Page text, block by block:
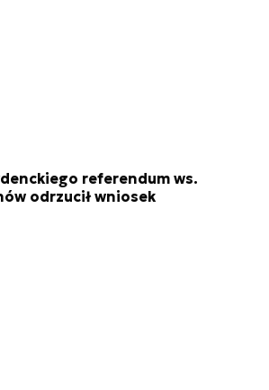
referendum ws.
odrzucił wniosek